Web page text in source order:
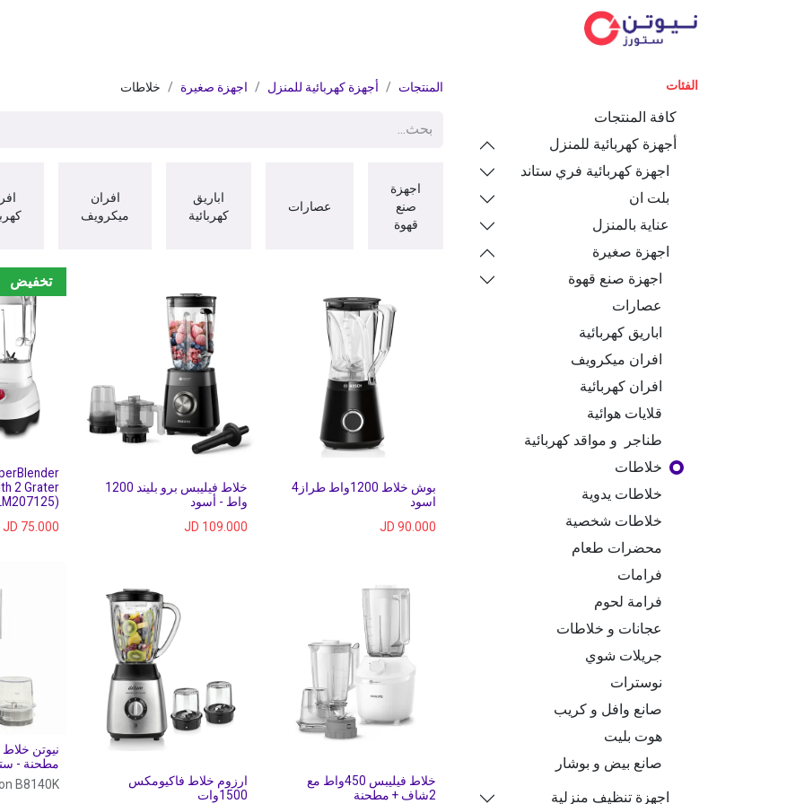
الفئات
كافة المنتجات
أجهزة كهربائية للمنزل
اجهزة كهربائية فري ستاند
بلت ان
عناية بالمنزل
اجهزة صغيرة
اجهزة صنع قهوة
عصارات
اباريق كهربائية
افران ميكرويف
افران كهربائية
قلايات هوائية
طناجر و مواقد كهربائية
خلاطات
خلاطات يدوية
خلاطات شخصية
محضرات طعام
فرامات
فرامة لحوم
عجانات و خلاطات
جريلات شوي
نوسترات
صانع وافل و كريب
هوت بليت
صانع بيض و بوشار
اجهزة تنظيف منزلية
المنتجات أجهزة كهربائية للمنزل اجهزة صغيرة خلاطات
اجهزة
صنع
قهوة
عصارات
اباريق
كهربائية
افران
ميكرويف
بوش خلاط 1200واط طراز4
اسود
90.000
خلاط فيليبس برو بليند 1200
واط - أسود
109.000
تخفيض
2 Grater
75.000
خلاط فيليبس 450واط مع
2شاف + مطحنة
ارزوم خلاط فاكيومكس
1500وات
مطحنة -
B8140K